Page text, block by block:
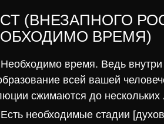
(ВНЕЗАПНОГО
ВРЕМЯ)
время. Ведь
всей вашей
сжимаются до нескольких
необходимые стадии